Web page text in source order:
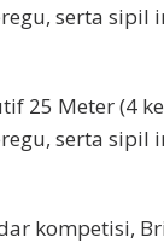
serta sipil
25 Meter (4
serta sipil
kompetisi,